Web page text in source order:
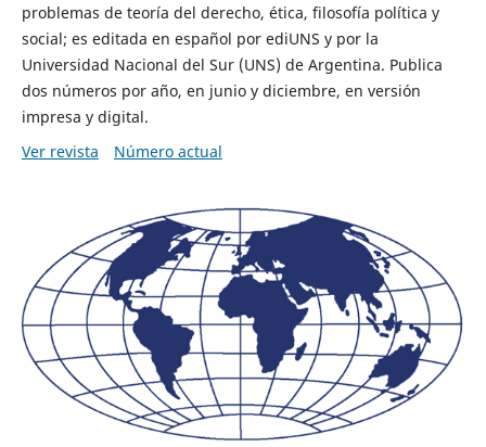
problemas de teoría del derecho, ética, filosofía política y
social; es editada en español por ediUNS y por la
Universidad Nacional del Sur (UNS) de Argentina. Publica
dos números por año, en junio y diciembre, en versión
impresa y digital.
Ver revista
Número actual